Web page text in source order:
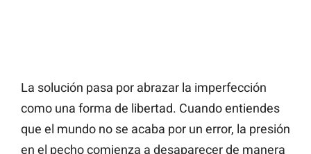
La solución pasa por abrazar la imperfección
como una forma de libertad. Cuando entiendes
que el mundo no se acaba por un error, la presión
en el pecho comienza a desaparecer de manera